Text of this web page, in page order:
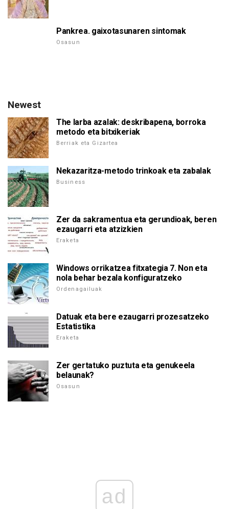
Pankrea. gaixotasunaren sintomak
Osasun
Newest
The larba azalak: deskribapena, borroka
metodo eta bitxikeriak
Berriak eta Gizartea
Nekazaritza-metodo trinkoak eta zabalak
Business
Zer da sakramentua eta gerundioak, beren
ezaugarri eta atzizkien
Eraketa
Windows orrikatzea fitxategia 7. Non eta
nola behar bezala konfiguratzeko
Ordenagailuak
Datuak eta bere ezaugarri prozesatzeko
Estatistika
Eraketa
Zer gertatuko puztuta eta genukeela
belaunak?
Osasun
ad